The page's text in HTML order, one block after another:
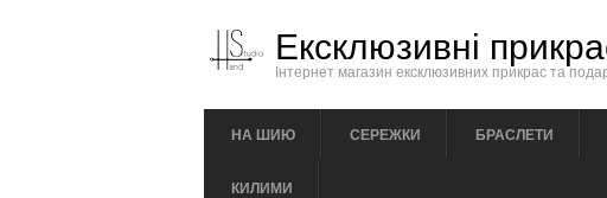
Ексклюзивні
Інтернет магазин ексклюзивних прикрас та
НА ШИЮ СЕРЕЖКИ БРАСЛЕТИ
КИЛИМИ